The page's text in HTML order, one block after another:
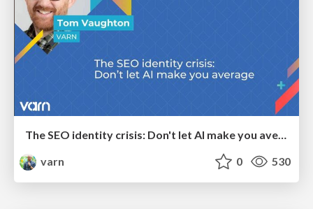
The SEO identity crisis: Don't let AI make you average
varn
0 530